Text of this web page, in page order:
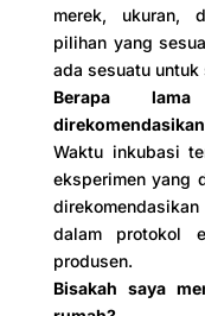
merek, ukuran,
pilihan yang
ada sesuatu untuk
Berapa
Waktu inkubasi
eksperimen yang
dalam protokol
produsen.
Bisakah saya